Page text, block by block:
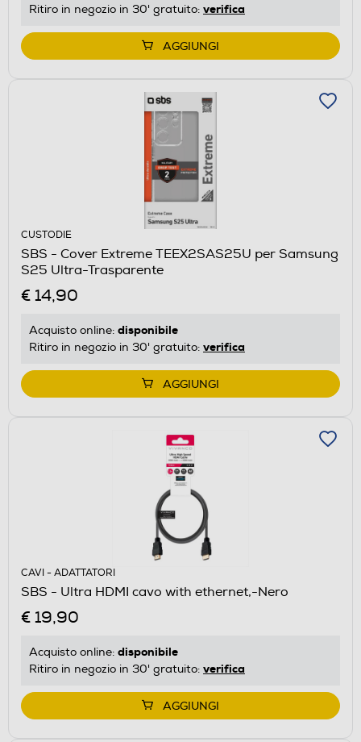
Ritiro in negozio in 30' gratuito: verifica
AGGIUNGI
CUSTODIE
SBS - Cover Extreme TEEX2SAS25U per Samsung
S25 Ultra-Trasparente
€ 14,90
Acquisto online: disponibile
Ritiro in negozio in 30' gratuito: verifica
AGGIUNGI
CAVI - ADATTATORI
SBS - Ultra HDMI cavo with ethernet,-Nero
€ 19,90
Acquisto online: disponibile
Ritiro in negozio in 30' gratuito: verifica
AGGIUNGI